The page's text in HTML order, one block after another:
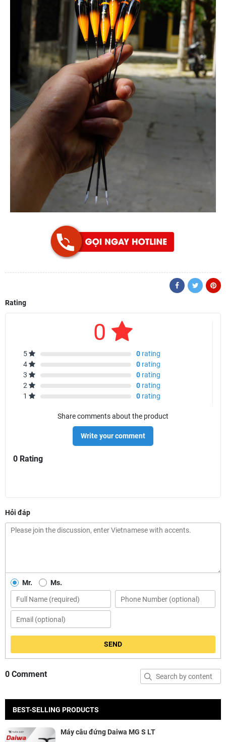
Rating
0
5 0 rating
4
0 rating
3
0 rating
2
0 rating
1
0 rating
Share comments about the product
Write your comment
0 Rating
Hỏi đáp
Mr. Ms.
SEND
0 Comment
BEST-SELLING PRODUCTS
Máy câu đứng Daiwa MG S LT